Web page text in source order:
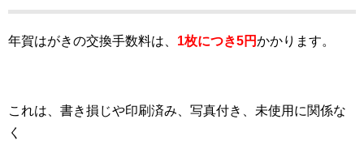
年賀はがきの交換手数料は、 1枚につき5円かかります。
これは、書き損じや印刷済み、写真付き、未使用に関係な
く